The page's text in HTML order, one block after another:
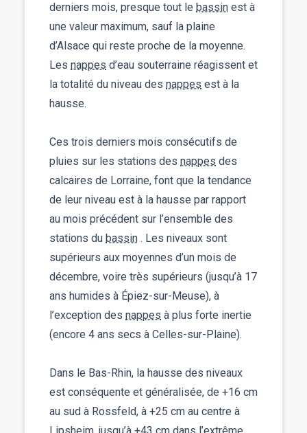
derniers mois, presque tout le bassin est à
une valeur maximum, sauf la plaine
d’Alsace qui reste proche de la moyenne.
Les nappes d’eau souterraine réagissent et
la totalité du niveau des nappes est à la
hausse.
Ces trois derniers mois consécutifs de
pluies sur les stations des nappes des
calcaires de Lorraine, font que la tendance
de leur niveau est à la hausse par rapport
au mois précédent sur l’ensemble des
stations du bassin . Les niveaux sont
supérieurs aux moyennes d’un mois de
décembre, voire très supérieurs (jusqu’à 17
ans humides à Épiez-sur-Meuse), à
l’exception des nappes à plus forte inertie
(encore 4 ans secs à Celles-sur-Plaine).
Dans le Bas-Rhin, la hausse des niveaux
est conséquente et généralisée, de +16 cm
au sud à Rossfeld, à +25 cm au centre à